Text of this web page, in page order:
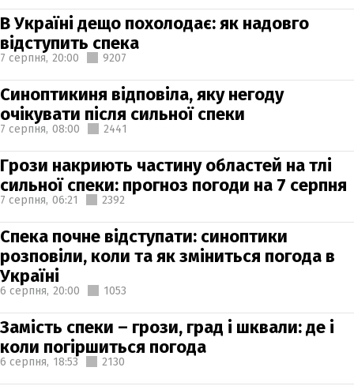
В Україні дещо похолодає: як надовго
відступить спека
7 серпня, 20:00 9207
Синоптикиня відповіла, яку негоду
очікувати після сильної спеки
7 серпня, 08:00 2441
Грози накриють частину областей на тлі
сильної спеки: прогноз погоди на 7 серпня
7 серпня, 06:21 2392
Спека почне відступати: синоптики
розповіли, коли та як зміниться погода в
Україні
6 серпня, 20:00 1053
Замість спеки – грози, град і шквали: де і
коли погіршиться погода
6 серпня, 18:53 2130